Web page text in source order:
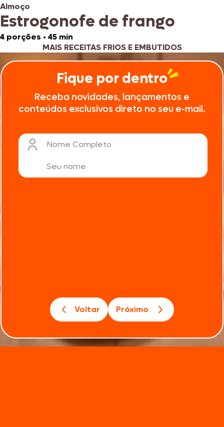
Almoço
Estrogonofe de frango
4 porções • 45 min
MAIS RECEITAS FRIOS E EMBUTIDOS
Fique por dentro
Receba novidades, lançamentos e
conteúdos exclusivos direto no seu e-mail.
Nome Completo
Voltar Próximo